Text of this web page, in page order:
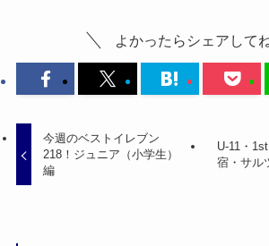
よかったらシェアして
今週のベストイレブン
218！ジュニア（小学生）
編
U-11・
宿・サル